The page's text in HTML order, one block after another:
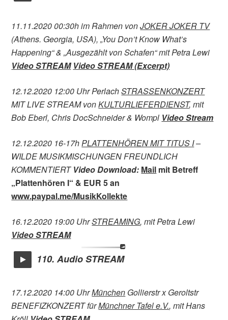
11.11.2020 00:30h im Rahmen vonJOKER JOKER TV
(Athens. Georgia, USA), „You Don’t Know What’s
Happening“ & „Ausgezählt von Schafen“ mit Petra Lewi
Video STREAM Video STREAM (Excerpt)
12.12.2020 12:00 Uhr PerlachSTRASSENKONZERT
MIT LIVE STREAM vonKULTURLIEFERDIENST, mit
Bob Eberl, Chris DocSchneider & Wompl Video Stream
12.12.2020 16-17hPLATTENHÖREN MIT TITUS I–
WILDE MUSIKMISCHUNGEN FREUNDLICH
KOMMENTIERT Video Download: Mail mit Betreff
„Plattenhören I“ & EUR 5 an
www.paypal.me/MusikKollekte
16.12.2020 19:00 UhrSTREAMING, mit Petra Lewi
Video STREAM
110. Audio STREAM
17.12.2020 14:00 UhrMünchen Gollierstr x Geroltstr
BENEFIZKONZERT fürMünchner Tafel e.V., mit Hans